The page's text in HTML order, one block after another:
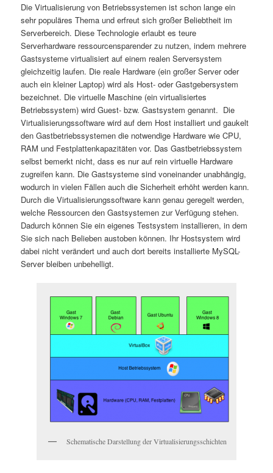
Die Virtualisierung von Betriebssystemen ist schon lange ein
sehr populäres Thema und erfreut sich großer Beliebtheit im
Serverbereich. Diese Technologie erlaubt es teure
Serverhardware ressourcensparender zu nutzen, indem mehrere
Gastsysteme virtualisiert auf einem realen Serversystem
gleichzeitig laufen. Die reale Hardware (ein großer Server oder
auch ein kleiner Laptop) wird als Host- oder Gastgebersystem
bezeichnet. Die virtuelle Maschine (ein virtualisiertes
Betriebssystem) wird Guest- bzw. Gastsystem genannt. Die
Virtualisierungssoftware wird auf dem Host installiert und gaukelt
den Gastbetriebssystemen die notwendige Hardware wie CPU,
RAM und Festplattenkapazitäten vor. Das Gastbetriebssystem
selbst bemerkt nicht, dass es nur auf rein virtuelle Hardware
zugreifen kann. Die Gastsysteme sind voneinander unabhängig,
wodurch in vielen Fällen auch die Sicherheit erhöht werden kann.
Durch die Virtualisierungssoftware kann genau geregelt werden,
welche Ressourcen den Gastsystemen zur Verfügung stehen.
Dadurch können Sie ein eigenes Testsystem installieren, in dem
Sie sich nach Belieben austoben können. Ihr Hostsystem wird
dabei nicht verändert und auch dort bereits installierte MySQL-
Server bleiben unbehelligt.
Schematische Darstellung der Virtualisierungsschichten